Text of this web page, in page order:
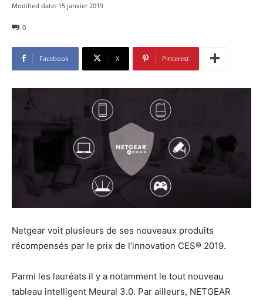
Modified date: 15 janvier 2019
0
Facebook X Pinterest
Netgear voit plusieurs de ses nouveaux produits
récompensés par le prix de l’innovation CES® 2019.
Parmi les lauréats il y a notamment le tout nouveau
tableau intelligent Meural 3.0. Par ailleurs, NETGEAR